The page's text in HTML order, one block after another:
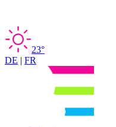
23°
DE | FR